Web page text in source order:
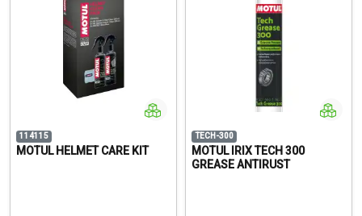
114115
MOTUL HELMET CARE KIT
TECH-300
MOTUL IRIX TECH 300
GREASE ANTIRUST